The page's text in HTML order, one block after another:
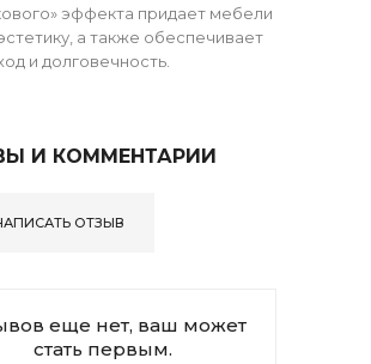
эффекта придает мебели
а также обеспечивает
и долговечность.
И КОММЕНТАРИИ
ОТЗЫВ
еще нет, ваш может
стать первым.